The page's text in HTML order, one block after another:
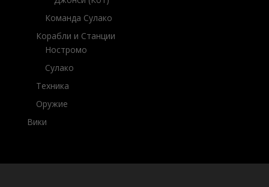
Команда Сулако
Корабли и Станции
Ностромо
Сулако
Техника
Оружие
Вики